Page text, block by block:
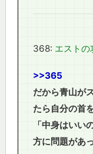
368: エストの
>>365
だから青山が
たら自分の首
「中身はいい
方に問題があ